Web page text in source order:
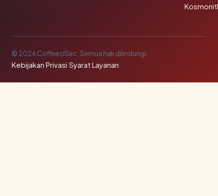
© 2026 CoffeeclSec. Semua hak dilindungi.
Kebijakan Privasi·Syarat Layanan